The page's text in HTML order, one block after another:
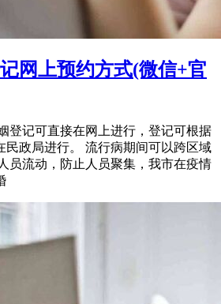
网上预约方式(微信+官
登记可直接在网上进行，登记可根据
民政局进行。 流行病期间可以跨区域
员流动，防止人员聚集，我市在疫情